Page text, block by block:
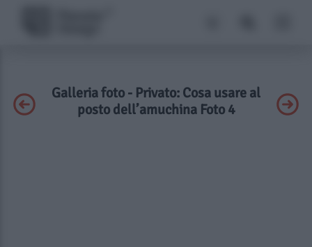
Galleria foto - Privato: Cosa usare al
posto dell’amuchina Foto 4